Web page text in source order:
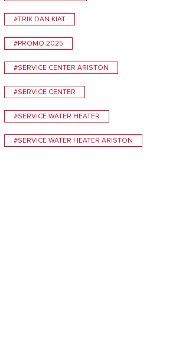
#TRIK DAN KIAT
#PROMO 2025
#SERVICE CENTER ARISTON
#SERVICE CENTER
#SERVICE WATER HEATER
#SERVICE WATER HEATER ARISTON